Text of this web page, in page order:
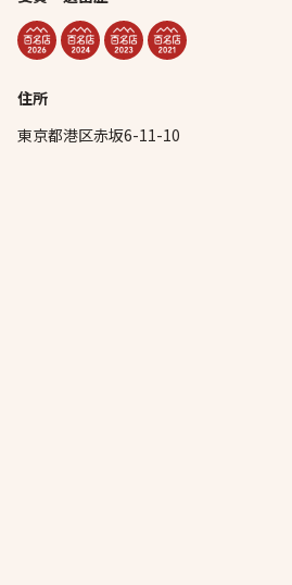
住所
東京都港区赤坂6-11-10